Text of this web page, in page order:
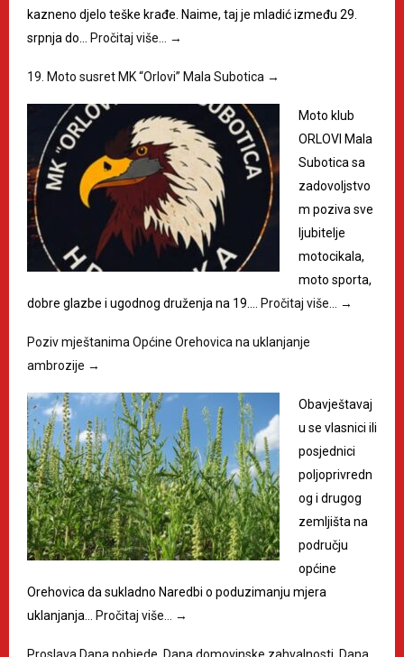
kazneno djelo teške krađe. Naime, taj je mladić između 29.
srpnja do… Pročitaj više… →
19. Moto susret MK “Orlovi” Mala Subotica →
Moto klub
ORLOVI Mala
Subotica sa
zadovoljstvo
m poziva sve
ljubitelje
motocikala,
moto sporta,
dobre glazbe i ugodnog druženja na 19.… Pročitaj više… →
Poziv mještanima Općine Orehovica na uklanjanje
ambrozije →
Obavještavaj
u se vlasnici ili
posjednici
poljoprivredn
og i drugog
zemljišta na
području
općine
Orehovica da sukladno Naredbi o poduzimanju mjera
uklanjanja… Pročitaj više… →